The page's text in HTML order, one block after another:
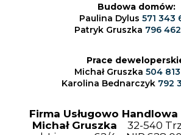
Budowa domów:
Paulina Dylus 571 343
Patryk Gruszka 796
Prace
Michał Gruszka 504
Karolina Bednarczyk 792
Firma Usługowo Handlowa
Michał Gruszka
32-540